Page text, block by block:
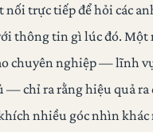
nối trực tiếp để hỏi các
thông tin gì lúc đó.
chuyên nghiệp — lĩnh
— chỉ ra rằng hiệu quả ra
nhiều góc nhìn khác